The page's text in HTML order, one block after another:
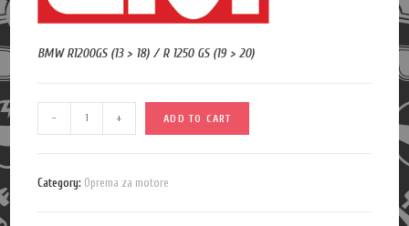
BMW R1200GS (13 > 18) / R 1250 GS (19 > 20)
-
u
n
+ ADD TO CART
Category: Oprema za motore